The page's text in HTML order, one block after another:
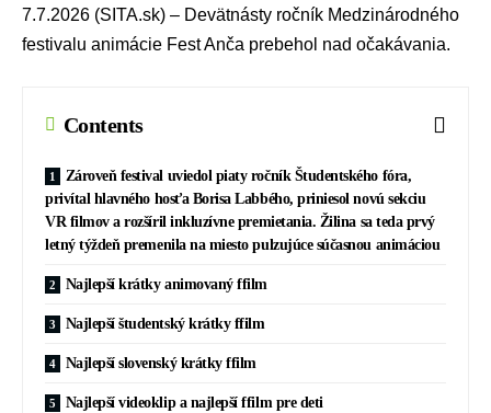
7.7.2026 (SITA.sk) – Devätnásty ročník Medzinárodného
festivalu animácie Fest Anča prebehol nad očakávania.
Contents
Zároveň festival uviedol piaty ročník Študentského fóra,
privítal hlavného hosťa Borisa Labbého, priniesol novú sekciu
VR filmov a rozšíril inkluzívne premietania. Žilina sa teda prvý
letný týždeň premenila na miesto pulzujúce súčasnou animáciou
Najlepší krátky animovaný ffilm
Najlepší študentský krátky ffilm
Najlepší slovenský krátky ffilm
Najlepší videoklip a najlepší ffilm pre deti